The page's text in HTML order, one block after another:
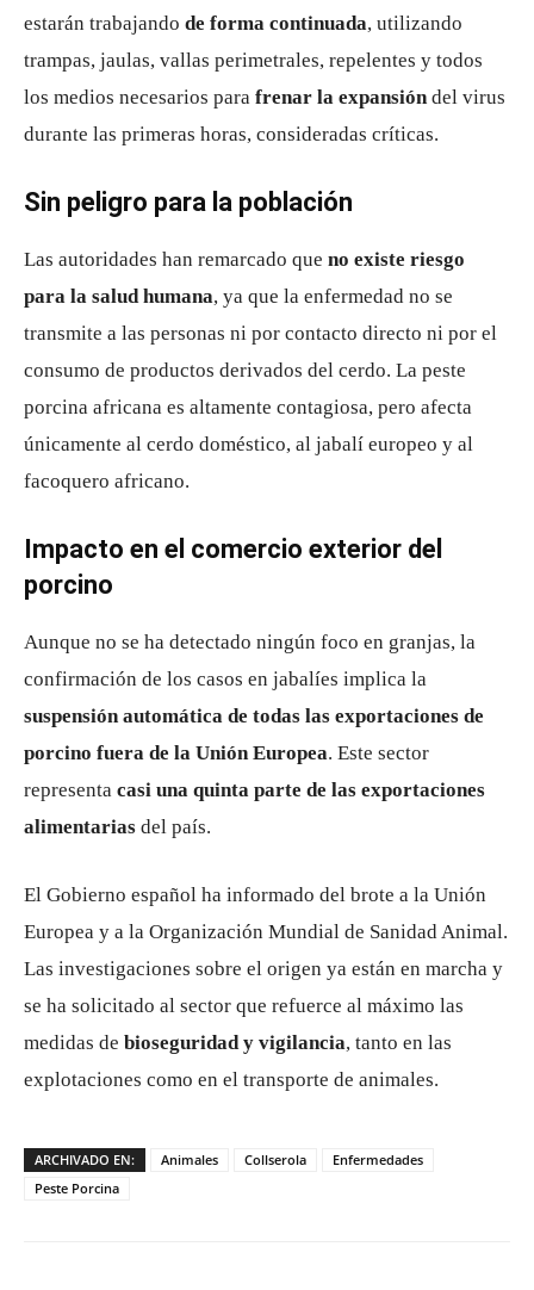
estarán trabajando de forma continuada, utilizando
trampas, jaulas, vallas perimetrales, repelentes y todos
los medios necesarios para frenar la expansióndel virus
durante las primeras horas, consideradas críticas.
Sin peligro para la población
Las autoridades han remarcado que no existe riesgo
para la salud humana, ya que la enfermedad no se
transmite a las personas ni por contacto directo ni por el
consumo de productos derivados del cerdo. La peste
porcina africana es altamente contagiosa, pero afecta
únicamente al cerdo doméstico, al jabalí europeo y al
facoquero africano.
Impacto en el comercio exterior del
porcino
Aunque no se ha detectado ningún foco en granjas, la
confirmación de los casos en jabalíes implica la
suspensión automática de todas las exportaciones de
porcino fuera de la Unión Europea. Este sector
representa casi una quinta parte de las exportaciones
alimentarias del país.
El Gobierno español ha informado del brote a la Unión
Europea y a la Organización Mundial de Sanidad Animal.
Las investigaciones sobre el origen ya están en marcha y
se ha solicitado al sector que refuerce al máximo las
medidas de bioseguridad y vigilancia, tanto en las
explotaciones como en el transporte de animales.
ARCHIVADO EN: Animales Collserola
Enfermedades
Peste Porcina